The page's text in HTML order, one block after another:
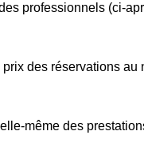
professionnels (ci-
des réservations au
même des